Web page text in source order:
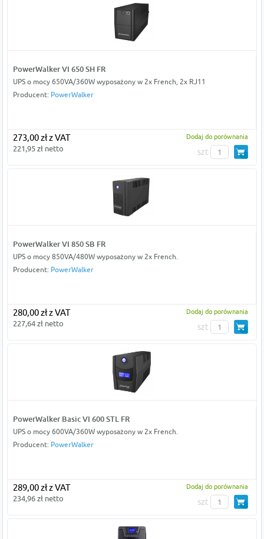
PowerWalker VI 650 SH FR
UPS o mocy 650VA/360W wyposażony w 2x French, 2x RJ11
Producent: PowerWalker
273,00 zł z VAT
221,95 zł netto
Dodaj do porównania
szt
PowerWalker VI 850 SB FR
UPS o mocy 850VA/480W wyposażony w 2x French.
Producent: PowerWalker
280,00 zł z VAT
227,64 zł netto
Dodaj do porównania
szt
PowerWalker Basic VI 600 STL FR
UPS o mocy 600VA/360W wyposażony w 2x French.
Producent: PowerWalker
289,00 zł z VAT
234,96 zł netto
Dodaj do porównania
szt